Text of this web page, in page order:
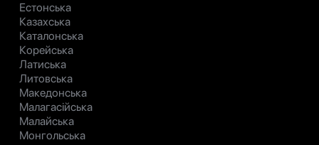
Естонська
Казахська
Каталонська
Корейська
Латиська
Литовська
Македонська
Малагасійська
Малайська
Монгольська